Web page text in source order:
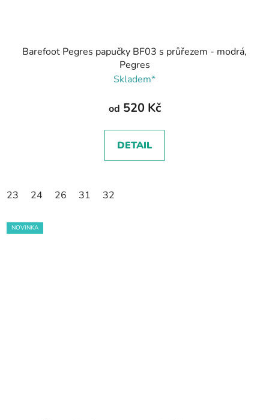
Barefoot Pegres papučky BF03 s průřezem - modrá,
Pegres
Skladem*
od 520 Kč
DETAIL
23 24 26 31 32
NOVINKA